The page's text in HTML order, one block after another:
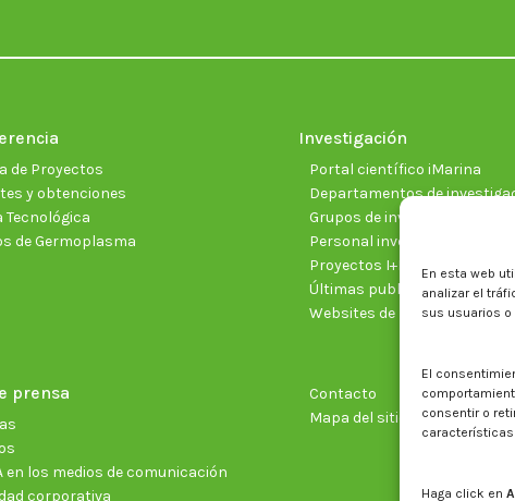
En esta web
analizar el
sus usuarios
El
consentir o
Haga click en
de Proyectos
y obtenciones
Tecnológica
de Germoplasma
Investigación
Portal científico iMarina
Departamentos de
Grupos de investigación
Personal investigador
Proyectos I+D+I vigentes
Últimas publicaciones
Websites de proyectos
prensa
en los medios de comunicación
corporativa
Contacto
Mapa del sitio web